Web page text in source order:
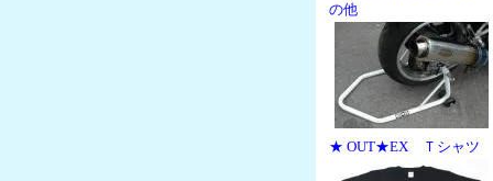
の他
★ OUT★EX Ｔシャツ